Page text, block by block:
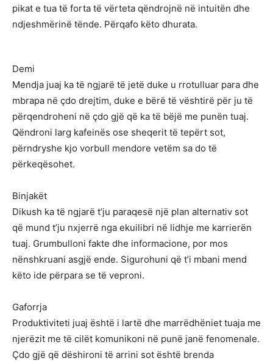
pikat e tua të forta të vërteta qëndrojnë në intuitën dhe
ndjeshmërinë tënde. Përqafo këto dhurata.
Demi
Mendja juaj ka të ngjarë të jetë duke u rrotulluar para dhe
mbrapa në çdo drejtim, duke e bërë të vështirë për ju të
përqendroheni në çdo gjë që ka të bëjë me punën tuaj.
Qëndroni larg kafeinës ose sheqerit të tepërt sot,
përndryshe kjo vorbull mendore vetëm sa do të
përkeqësohet.
Binjakët
Dikush ka të ngjarë t’ju paraqesë një plan alternativ sot
që mund t’ju nxjerrë nga ekuilibri në lidhje me karrierën
tuaj. Grumbulloni fakte dhe informacione, por mos
nënshkruani asgjë ende. Sigurohuni që t’i mbani mend
këto ide përpara se të veproni.
Gaforrja
Produktiviteti juaj është i lartë dhe marrëdhëniet tuaja me
njerëzit me të cilët komunikoni në punë janë fenomenale.
Çdo gjë që dëshironi të arrini sot është brenda